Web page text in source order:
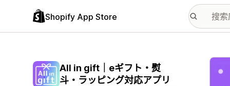
Shopify App Store
All in gift｜eギフト・熨
斗・ラッピング対応アプリ
配图